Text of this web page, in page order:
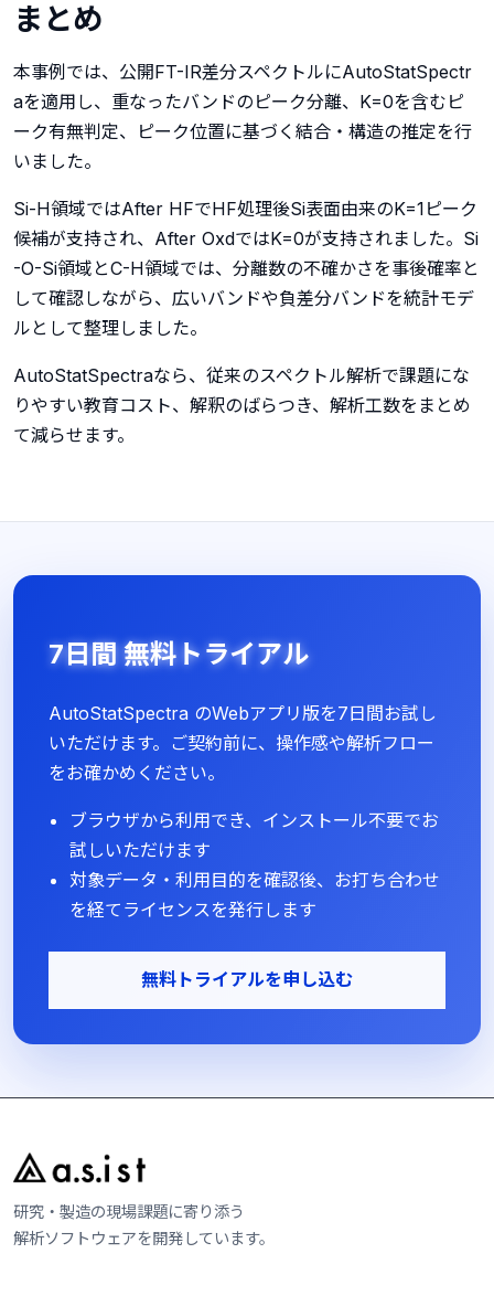
まとめ
本事例では、公開FT-IR差分スペクトルにAutoStatSpectr
aを適用し、重なったバンドのピーク分離、K=0を含むピ
ーク有無判定、ピーク位置に基づく結合・構造の推定を行
いました。
Si-H領域ではAfter HFでHF処理後Si表面由来のK=1ピーク
候補が支持され、After OxdではK=0が支持されました。Si
-O-Si領域とC-H領域では、分離数の不確かさを事後確率と
して確認しながら、広いバンドや負差分バンドを統計モデ
ルとして整理しました。
AutoStatSpectraなら、従来のスペクトル解析で課題にな
りやすい教育コスト、解釈のばらつき、解析工数をまとめ
て減らせます。
7日間 無料トライアル
AutoStatSpectra のWebアプリ版を7日間お試し
いただけます。ご契約前に、操作感や解析フロー
をお確かめください。
ブラウザから利用でき、インストール不要でお
試しいただけます
対象データ・利用目的を確認後、お打ち合わせ
を経てライセンスを発行します
無料トライアルを申し込む
研究・製造の現場課題に寄り添う
解析ソフトウェアを開発しています。